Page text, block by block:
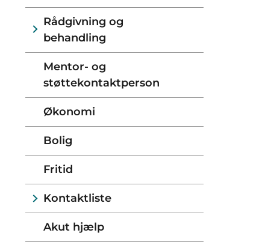
Rådgivning og
behandling
Mentor- og
støttekontaktperson
Økonomi
Bolig
Fritid
Kontaktliste
Akut hjælp